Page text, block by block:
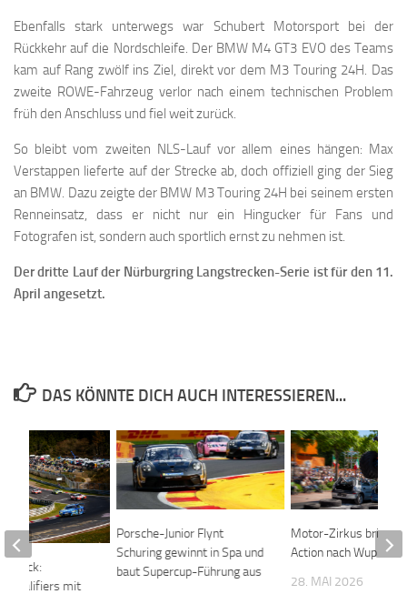
Ebenfalls stark unterwegs war Schubert Motorsport bei der
Rückkehr auf die Nordschleife. Der BMW M4 GT3 EVO des Teams
kam auf Rang zwölf ins Ziel, direkt vor dem M3 Touring 24H. Das
zweite ROWE-Fahrzeug verlor nach einem technischen Problem
früh den Anschluss und fiel weit zurück.
So bleibt vom zweiten NLS-Lauf vor allem eines hängen: Max
Verstappen lieferte auf der Strecke ab, doch offiziell ging der Sieg
an BMW. Dazu zeigte der BMW M3 Touring 24H bei seinem ersten
Renneinsatz, dass er nicht nur ein Hingucker für Fans und
Fotografen ist, sondern auch sportlich ernst zu nehmen ist.
Der dritte Lauf der Nürburgring Langstrecken-Serie ist für den 11.
April angesetzt.
DAS KÖNNTE DICH AUCH INTERESSIEREN...
Porsche-Junior Flynt
Schuring gewinnt in Spa und
baut Supercup-Führung aus
Motor-Zirkus bringt
Action nach
28. MAI 2026
zurück:
Qualifiers mit